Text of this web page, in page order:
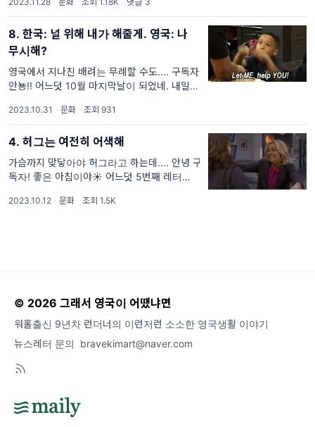
프리랜서를 너무 막연하고 쉽게 생각했나봐. 고
객확보를 위해 단가를 많이
8. 한국: 널 위해 내가 해줄게. 영국: 나
무시해?
영국에서 지나친 배려는 무례할 수도.... 구독자
안뇽!! 어느덧 10월 마지막날이 되었네. 내일이
빠른 게 왜 이렇게 씁쓸한지😭 점점 더 어둡고
쌀쌀해지는 겨울 따숩게
2023.10.31 · 문화 · 조회 931
4. 허그는 여전히 어색해
가슴까지 맞닿아야 허그라고 하는데.... 안녕 구
독자! 좋은 아침이야☀️ 어느덧 5번째 레터를
굴하지 않고 단단하게 밀고 나간다는 거잖아.
2023.10.12 · 문화 · 조회 1.5K
© 2026 그래서 영국이 어땠냐면
워홀출신 9년차 런더너의 이런저런 소소한 영국생활 이야기
뉴스레터 문의
bravekimart@naver.com